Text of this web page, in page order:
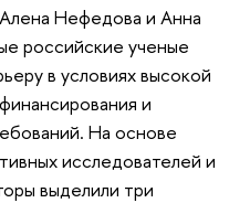
Нефедова и Анна
российские ученые
в условиях высокой
и
На основе
исследователей и
выделили три